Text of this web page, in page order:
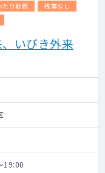
たり勤務
残業なし
いびき外来
19:00